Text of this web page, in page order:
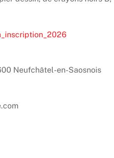
Neufchâtel-en-Saosnois